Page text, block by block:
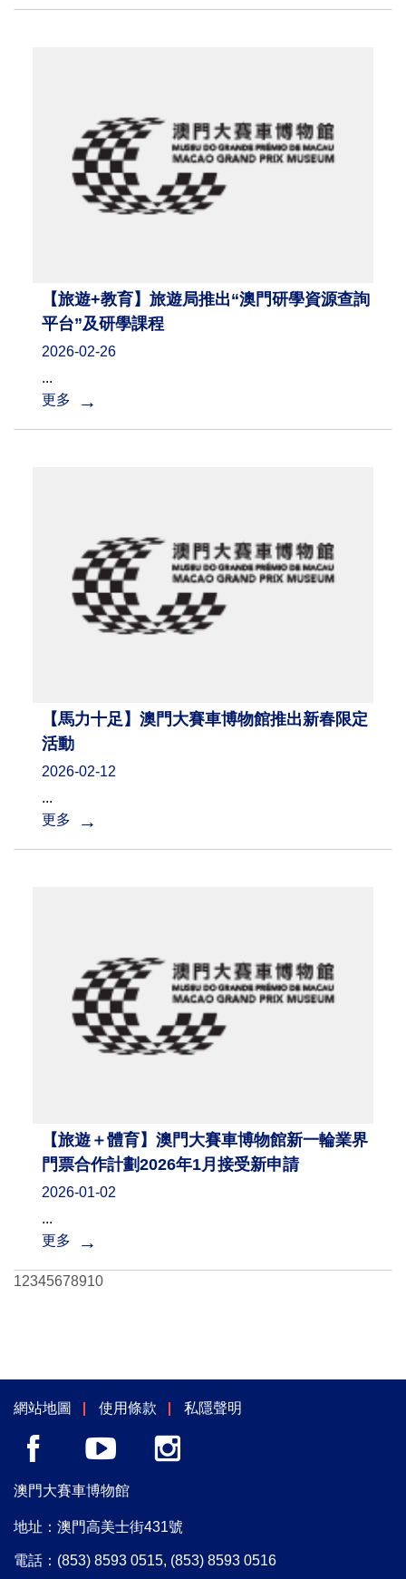
【旅遊+教育】旅遊局推出“澳門研學資源查詢
平台”及研學課程
2026-02-26
...
更多
【馬力十足】澳門大賽車博物館推出新春限定
活動
2026-02-12
...
更多
【旅遊＋體育】澳門大賽車博物館新一輪業界
門票合作計劃2026年1月接受新申請
2026-01-02
...
更多
12345678910
網站地圖 使用條款 私隱聲明
澳門大賽車博物館
地址：澳門高美士街431號
電話： (853) 8593 0515, (853) 8593 0516